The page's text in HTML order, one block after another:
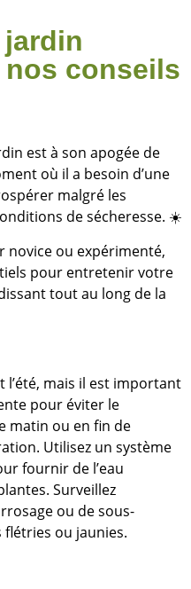
conseils
est à son apogée de
où il a besoin d’une
malgré les
de sécheresse. ☀️
novice ou expérimenté,
pour entretenir votre
tout au long de la
l’été, mais il est important
pour éviter le
matin ou en fin de
Utilisez un système
fournir de l’eau
Surveillez
ou de sous-
flétries ou jaunies.